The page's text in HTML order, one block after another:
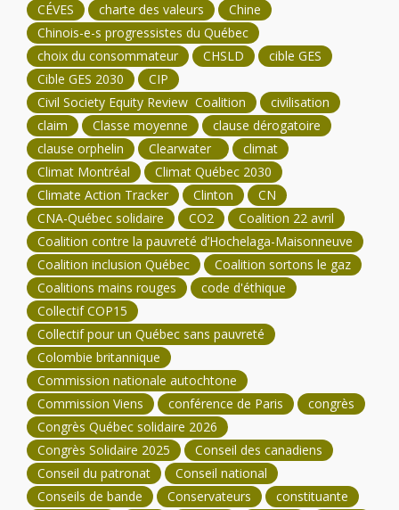
CÉVES
charte des valeurs
Chine
Chinois-e-s progressistes du Québec
choix du consommateur
CHSLD
cible GES
Cible GES 2030
CIP
Civil Society Equity Review Coalition
civilisation
claim
Classe moyenne
clause dérogatoire
clause orphelin
Clearwater
climat
Climat Montréal
Climat Québec 2030
Climate Action Tracker
Clinton
CN
CNA-Québec solidaire
CO2
Coalition 22 avril
Coalition contre la pauvreté d’Hochelaga-Maisonneuve
Coalition inclusion Québec
Coalition sortons le gaz
Coalitions mains rouges
code d'éthique
Collectif COP15
Collectif pour un Québec sans pauvreté
Colombie britannique
Commission nationale autochtone
Commission Viens
conférence de Paris
congrès
Congrès Québec solidaire 2026
Congrès Solidaire 2025
Conseil des canadiens
Conseil du patronat
Conseil national
Conseils de bande
Conservateurs
constituante